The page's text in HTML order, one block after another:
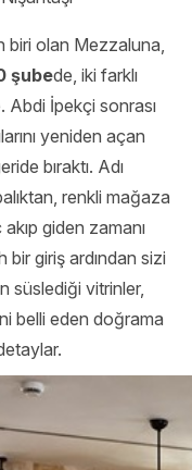
biri olan Mezzaluna,
şubede, iki farklı
İpekçi sonrası
yeniden açan
bıraktı. Adı
renkli mağaza
giden zamanı
giriş ardından sizi
süslediği vitrinler,
belli eden doğrama